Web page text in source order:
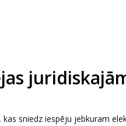
sniedz iespēju jebkuram